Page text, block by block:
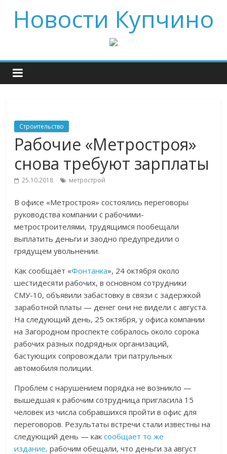
Новости Купчино
Строительство
Рабочие «Метростроя»
снова требуют зарплаты
25.10.2018 метрострой
В офисе «Метростроя» состоялись переговоры
руководства компании с рабочими-
метростроителями, трудящимся пообещали
выплатить деньги и заодно предупредили о
грядущем увольнении.
Как сообщает «Фонтанка», 24 октября около
шестидесяти рабочих, в основном сотрудники
СМУ-10, объявили забастовку в связи с задержкой
заработной платы — денег они не видели с августа.
На следующий день, 25 октября, у офиса компании
на Загородном проспекте собралось около сорока
рабочих разных подрядных организаций,
бастующих сопровождали три патрульных
автомобиля полиции.
Проблем с нарушением порядка не возникло —
вышедшая к рабочим сотрудница пригласила 15
человек из числа собравшихся пройти в офис для
переговоров. Результаты встречи стали известны на
следующий день — каксообщает то же
издание, рабочим обещали, что деньги за август